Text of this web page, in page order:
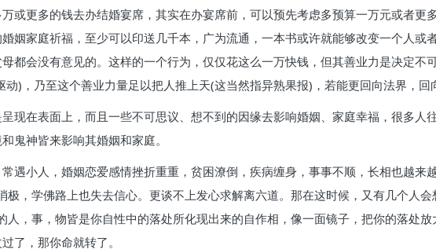
或更多的钱去办结婚宴席，其实在办宴席前，可以预先考虑多预算一万元或者更
姻家庭祈福，至少可以印送几千本，广为流通，一本书或许就能够改变一个人或
都会没有意见的。这样的一个行为，仅仅花这么一万快钱，但其善业力是决定不
)，乃至这个善业力量足以把人推上天(这当然指异熟果报)，若能更回向法界，回
现在表面上，而且一些不可思议、想不到的因缘去影响婚姻、家庭幸福，很多人
鬼神皆来影响其婚姻和家庭。
遇小人，婚姻恋爱感情挫折重重，贫困潦倒，疾病缠身，事事不顺，长相也越来
，学佛路上也失去信心。更谈不上发心求解离六道。那在这时候，又有几个人会
，事，物皆是你自性中的落处所化现出来的自作相，像一面镜子，把你的落处
了，那你命就转了。